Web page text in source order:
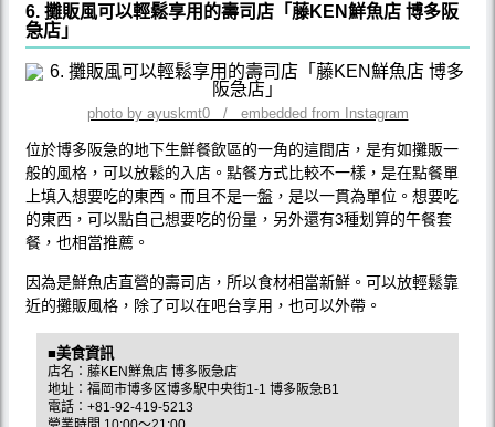
6. 攤販風可以輕鬆享用的壽司店「藤KEN鮮魚店 博多阪
急店」
photo by ayuskmt0 / embedded from Instagram
位於博多阪急的地下生鮮餐飲區的一角的這間店，是有如攤販一
般的風格，可以放鬆的入店。點餐方式比較不一樣，是在點餐單
上填入想要吃的東西。而且不是一盤，是以一貫為單位。想要吃
的東西，可以點自己想要吃的份量，另外還有3種划算的午餐套
餐，也相當推薦。
因為是鮮魚店直營的壽司店，所以食材相當新鮮。可以放輕鬆靠
近的攤販風格，除了可以在吧台享用，也可以外帶。
■美食資訊
店名：藤KEN鮮魚店 博多阪急店
地址：福岡市博多区博多駅中央街1-1 博多阪急B1
電話：+81-92-419-5213